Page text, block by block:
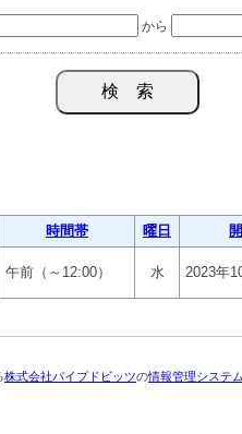
から
時間帯 曜日
午前（～12:00） 水 2023年
株式会社パイプドビッツの情報管理システ